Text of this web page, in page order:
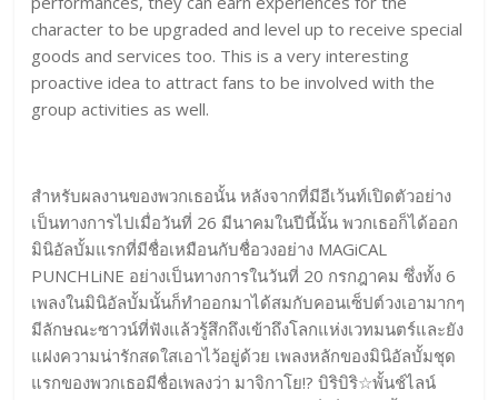
character to be upgraded and level up to receive special
goods and services too. This is a very interesting
proactive idea to attract fans to be involved with the
group activities as well.
สำหรับผลงานของพวกเธอนั้น หลังจากที่มีอีเว้นท์เปิดตัวอย่าง
เป็นทางการไปเมื่อวันที่ 26 มีนาคมในปีนี้นั้น พวกเธอก็ได้ออก
มินิอัลบั้มแรกที่มีชื่อเหมือนกับชื่อวงอย่าง MAGiCAL
PUNCHLiNE อย่างเป็นทางการในวันที่ 20 กรกฎาคม ซึ่งทั้ง 6
เพลงในมินิอัลบั้มนั้นก็ทำออกมาได้สมกับคอนเซ็ปต์วงเอามากๆ
มีลักษณะซาวน์ที่ฟังแล้วรู้สึกถึงเข้าถึงโลกแห่งเวทมนตร์และยัง
แฝงความน่ารักสดใสเอาไว้อยู่ด้วย เพลงหลักของมินิอัลบั้มชุด
แรกของพวกเธอมีชื่อเพลงว่า มาจิกาโย!? บิริบิริ☆พั้นช์ไลน์